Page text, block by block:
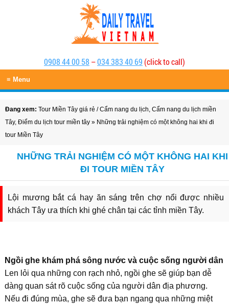
0908 44 00 58 –034 383 40 69 (click to call)
≡ Menu
Đang xem: Tour Miền Tây giá rẻ /Cẩm nang du lịch, Cẩm nang du lịch miền
Tây, Điểm du lịch tour miền tây » Những trải nghiệm có một không hai khi đi
tour Miền Tây
NHỮNG TRẢI NGHIỆM CÓ MỘT KHÔNG HAI KHI
ĐI TOUR MIỀN TÂY
Lội mương bắt cá hay ăn sáng trên chợ nổi được nhiều
khách Tây ưa thích khi ghé chân tại các tỉnh miền Tây.
Ngồi ghe khám phá sông nước và cuộc sống người dân
Len lỏi qua những con rạch nhỏ, ngồi ghe sẽ giúp bạn dễ
dàng quan sát rõ cuộc sống của người dân địa phương.
Nếu đi đúng mùa, ghe sẽ đưa bạn ngang qua những miệt